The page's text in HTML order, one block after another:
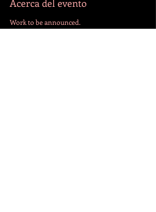
Acerca del evento
Work to be announced.